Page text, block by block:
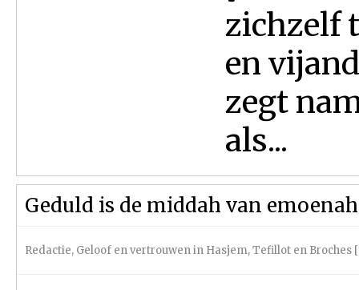
zichzelf
en
zegt
als...
Geduld is de middah van emoenah
Redactie, Geloof en vertrouwen in Hasjem,Tefillot en Broches